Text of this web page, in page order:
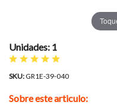
Unidades: 1
SKU: GR1E-39-040
Sobre este articulo: